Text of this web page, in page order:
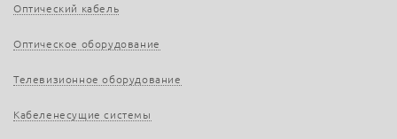
Оптический кабель
Оптическое оборудование
Телевизионное оборудование
Кабеленесущие системы